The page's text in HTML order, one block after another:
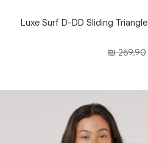
טופ ביקיני - Luxe Surf D-DD Sliding Triangle
מחיר
269.90 ₪